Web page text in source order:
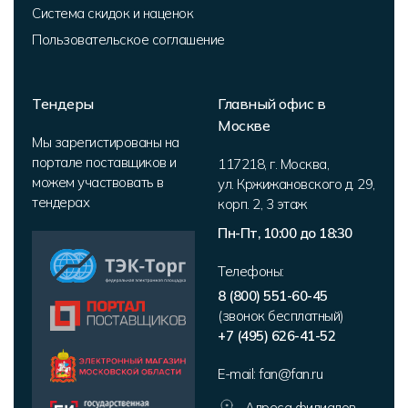
Система скидок и наценок
Пользовательское соглашение
Тендеры
Мы зарегистированы на
портале поставщиков и
можем участвовать в
тендерах
Главный офис в
Москве
117218, г. Москва,
ул. Кржижановского д. 29,
корп. 2, 3 этаж
Пн-Пт, 10:00 до 18:30
Телефоны:
8 (800) 551-60-45
(звонок бесплатный)
+7 (495) 626-41-52
E-mail: fan@fan.ru